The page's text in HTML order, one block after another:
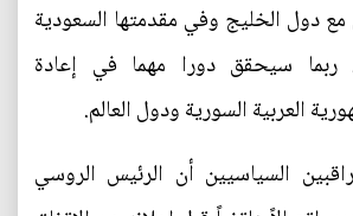
مع دول الخليج وفي مقدمتها السعودية
ربما سيحقق دورا مهما في إعادة
العربية السورية ودول العالم.
السياسيين أن الرئيس الروسي